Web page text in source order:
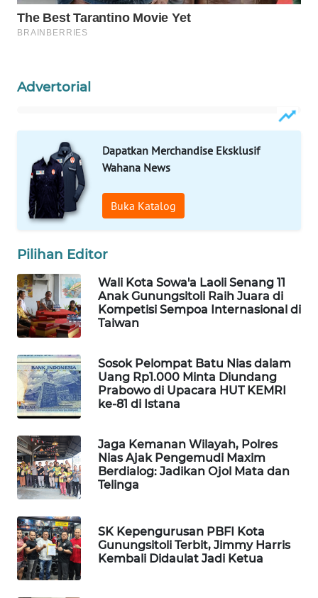
Advertorial
Dapatkan Merchandise Eksklusif
Wahana News
Buka Katalog
Pilihan Editor
Wali Kota Sowa'a Laoli Senang 11
Anak Gunungsitoli Raih Juara di
Kompetisi Sempoa Internasional di
Taiwan
Sosok Pelompat Batu Nias dalam
Uang Rp1.000 Minta Diundang
Prabowo di Upacara HUT KEMRI
ke-81 di Istana
Jaga Kemanan Wilayah, Polres
Nias Ajak Pengemudi Maxim
Berdialog: Jadikan Ojol Mata dan
Telinga
SK Kepengurusan PBFI Kota
Gunungsitoli Terbit, Jimmy Harris
Kembali Didaulat Jadi Ketua
WAHANA
OTOMOTIF
HEALTH
WISATA
LAPAK
WAHANA
Network
KONSUMEN
LISTRIK
KELISTRIKAN
WALINKI
ID
MAWAKA
ID
MARTABAT
NET
PLN
WATCH